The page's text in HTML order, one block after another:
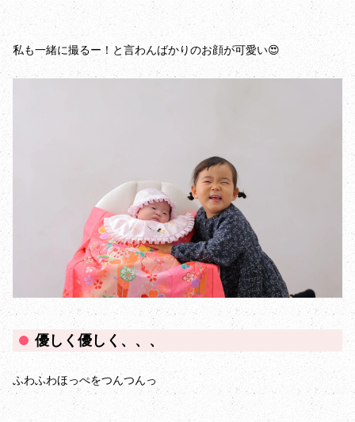
私も一緒に撮るー！と言わんばかりのお顔が可愛い😍
優しく優しく、、、
ふわふわほっぺをつんつんっ